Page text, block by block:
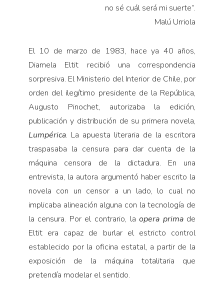
no sé cuál será mi suerte”.
Malú Urriola
El 10 de marzo de 1983, hace ya 40 años,
Diamela Eltit recibió una correspondencia
sorpresiva. El Ministerio del Interior de Chile, por
orden del ilegítimo presidente de la República,
Augusto Pinochet, autorizaba la edición,
publicación y distribución de su primera novela,
Lumpérica. La apuesta literaria de la escritora
traspasaba la censura para dar cuenta de la
máquina censora de la dictadura. En una
entrevista, la autora argumentó haber escrito la
novela con un censor a un lado, lo cual no
implicaba alineación alguna con la tecnología de
la censura. Por el contrario, laopera prima de
Eltit era capaz de burlar el estricto control
establecido por la oficina estatal, a partir de la
exposición de la máquina totalitaria que
pretendía modelar el sentido.